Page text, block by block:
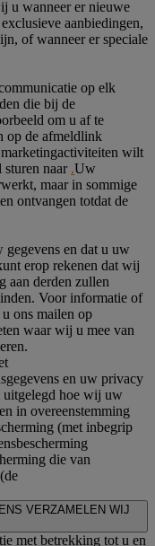
u wanneer er nieuwe
aanbiedingen,
of wanneer er speciale
op elk
die bij de
om u af te
op de afmeldlink
wilt
sturen naar .Uw
maar in sommige
ontvangen totdat de
gegevens en dat u uw
erop rekenen dat wij
aan derden zullen
Voor informatie of
ons mailen op
waar wij u mee van
en uw privacy
uitgelegd hoe wij uw
in overeenstemming
(met inbegrip
die van
VERZAMELEN WIJ
met betrekking tot u en